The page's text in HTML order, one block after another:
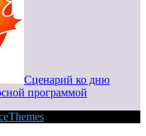
Сценарий ко дню
программой